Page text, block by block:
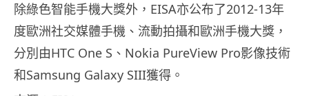
除綠色智能手機大獎外，EISA亦公布了2012-13年
度歐洲社交媒體手機、流動拍攝和歐洲手機大獎，
分別由HTC One S、Nokia PureView Pro影像技術
和Samsung Galaxy SIII獲得。